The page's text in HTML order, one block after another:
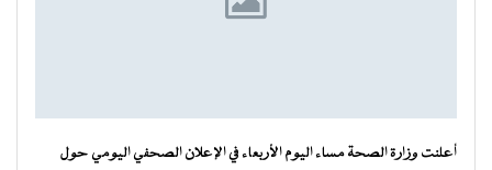
أعلنت وزارة الصحة مساء اليوم الأربعاء في الإعلان الصحفي اليومي حول